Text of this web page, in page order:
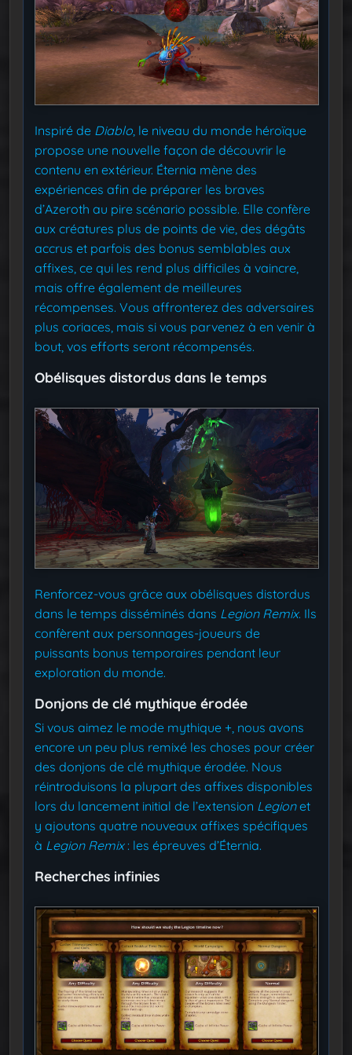
Inspiré de Diablo, le niveau du monde héroïque
propose une nouvelle façon de découvrir le
contenu en extérieur. Éternia mène des
expériences afin de préparer les braves
d’Azeroth au pire scénario possible. Elle confère
aux créatures plus de points de vie, des dégâts
accrus et parfois des bonus semblables aux
affixes, ce qui les rend plus difficiles à vaincre,
mais offre également de meilleures
récompenses. Vous affronterez des adversaires
plus coriaces, mais si vous parvenez à en venir à
bout, vos efforts seront récompensés.
Obélisques distordus dans le temps
Renforcez-vous grâce aux obélisques distordus
dans le temps disséminés dans Legion Remix. Ils
confèrent aux personnages-joueurs de
puissants bonus temporaires pendant leur
exploration du monde.
Donjons de clé mythique érodée
Si vous aimez le mode mythique +, nous avons
encore un peu plus remixé les choses pour créer
des donjons de clé mythique érodée. Nous
réintroduisons la plupart des affixes disponibles
lors du lancement initial de l’extension Legionet
y ajoutons quatre nouveaux affixes spécifiques
à Legion Remix: les épreuves d’Éternia.
Recherches infinies